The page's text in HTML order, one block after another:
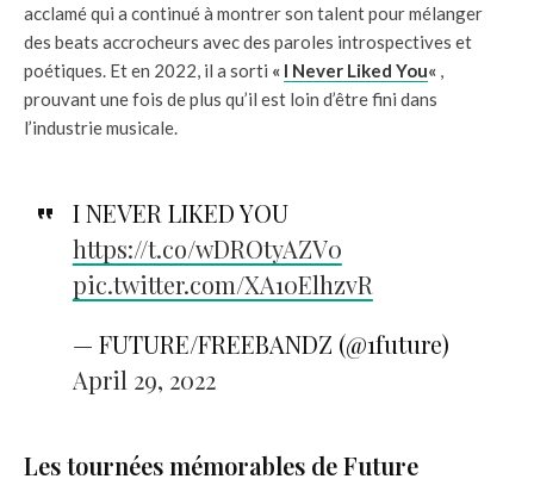
acclamé qui a continué à montrer son talent pour mélanger
des beats accrocheurs avec des paroles introspectives et
poétiques. Et en 2022, il a sorti « I Never Liked You«
prouvant une fois de plus qu’il est loin d’être fini dans
l’industrie musicale.
I NEVER LIKED YOU
https://t.co/wDROtyAZV0
pic.twitter.com/XA10ElhzvR
— FUTURE/FREEBANDZ (@1future)
April 29, 2022
Les tournées mémorables de Future